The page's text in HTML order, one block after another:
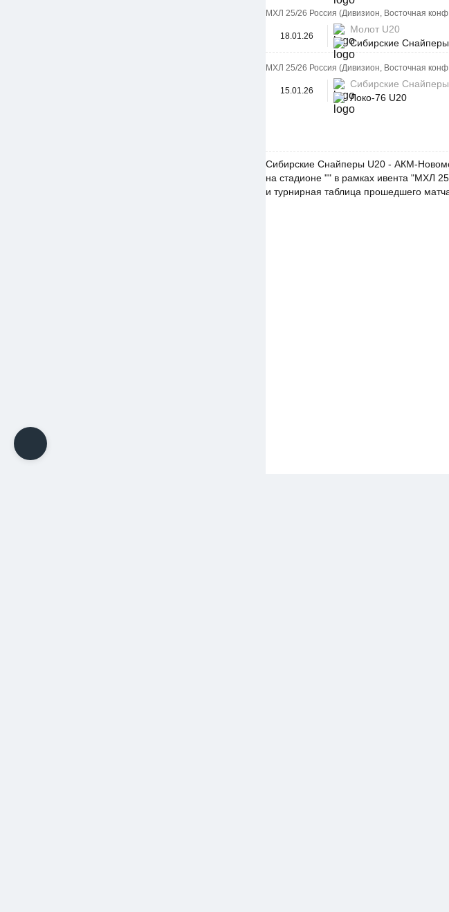
МХЛ 25/26 Россия (Дивизион, Восточная
18.01.26
Молот U20
Сибирские
МХЛ 25/26 Россия (Дивизион, Восточная
15.01.26
Сибирские
Локо-76 U20
Сибирские Снайперы U20 - АКМ-
на стадионе "" в рамках ивента "МХЛ
и турнирная таблица прошедшего